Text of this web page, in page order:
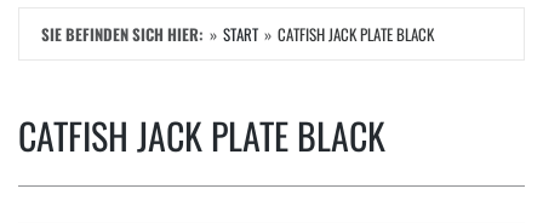
SIE BEFINDEN SICH HIER: START CATFISH JACK PLATE BLACK
CATFISH JACK PLATE BLACK